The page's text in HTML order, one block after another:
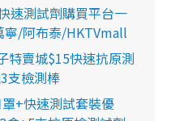
速測試劑購買平台一
寧/阿布泰/HKTVmall
特賣城$15快速抗原測
支檢測棒
+快速測試套裝優